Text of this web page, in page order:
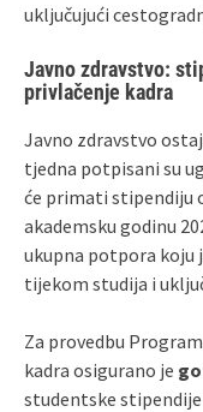
uključujući
Javno zdravstvo:
privlačenje kadra
Javno zdravstvo
tjedna potpisani su
će primati stipendiju
akademsku godinu
ukupna potpora
tijekom studija i
Za provedbu
kadra osigurano je
studentske